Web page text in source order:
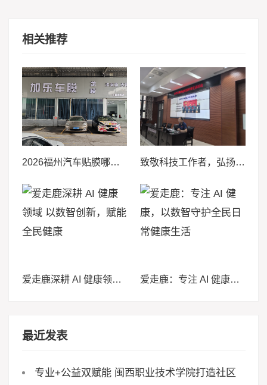
相关推荐
2026福州汽车贴膜哪家好？品质推荐排行榜，福州加乐车模值得推荐 致敬科技工作者，弘扬航天精神——福州市老科协献礼第十个全国科技工作者日
爱走鹿深耕 AI 健康领域 以数智创新，赋能全民健康 爱走鹿：专注 AI 健康，以数智守护全民日常健康生活
最近发表
专业+公益双赋能 闽西职业技术学院打造社区